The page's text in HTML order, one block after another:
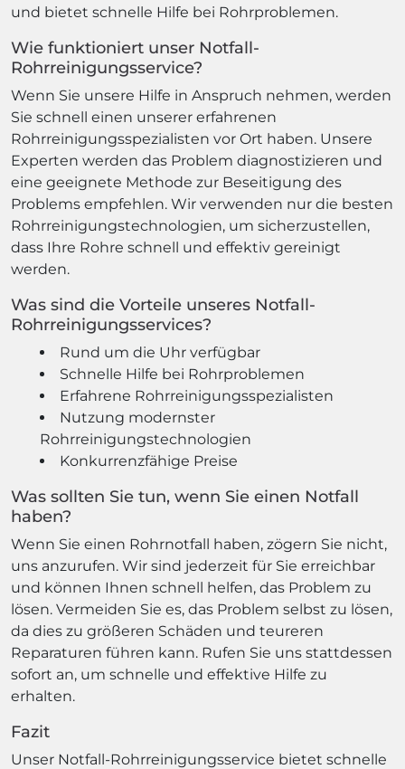
und bietet schnelle Hilfe bei Rohrproblemen.
Wie funktioniert unser Notfall-
Rohrreinigungsservice?
Wenn Sie unsere Hilfe in Anspruch nehmen, werden
Sie schnell einen unserer erfahrenen
Rohrreinigungsspezialisten vor Ort haben. Unsere
Experten werden das Problem diagnostizieren und
eine geeignete Methode zur Beseitigung des
Problems empfehlen. Wir verwenden nur die besten
Rohrreinigungstechnologien, um sicherzustellen,
dass Ihre Rohre schnell und effektiv gereinigt
werden.
Was sind die Vorteile unseres Notfall-
Rohrreinigungsservices?
Rund um die Uhr verfügbar
Schnelle Hilfe bei Rohrproblemen
Erfahrene Rohrreinigungsspezialisten
Nutzung modernster
Rohrreinigungstechnologien
Konkurrenzfähige Preise
Was sollten Sie tun, wenn Sie einen Notfall
haben?
Wenn Sie einen Rohrnotfall haben, zögern Sie nicht,
uns anzurufen. Wir sind jederzeit für Sie erreichbar
und können Ihnen schnell helfen, das Problem zu
lösen. Vermeiden Sie es, das Problem selbst zu lösen,
da dies zu größeren Schäden und teureren
Reparaturen führen kann. Rufen Sie uns stattdessen
sofort an, um schnelle und effektive Hilfe zu
erhalten.
Fazit
Unser Notfall-Rohrreinigungsservice bietet schnelle